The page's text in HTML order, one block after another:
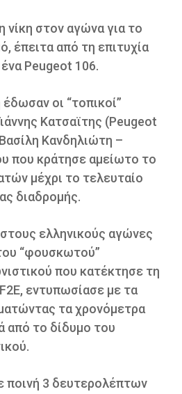
νίκη στον αγώνα για το
έπειτα από τη επιτυχία
Peugeot 106.
οι “τοπικοί”
Κατσαϊτης (Peugeot
Κανδηλιώτη –
που κράτησε αμείωτο το
μέχρι το τελευταίο
διαδρομής.
ελληνικούς αγώνες
“φουσκωτού”
που κατέκτησε τη
εντυπωσίασε με τα
τα χρονόμετρα
από το δίδυμο του
ποινή 3 δευτερολέπτων